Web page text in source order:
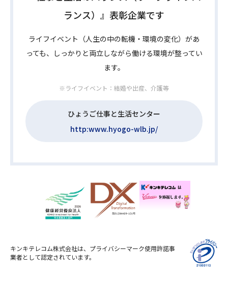
ランス）』表彰企業です
ライフイベント（人生の中の転機・環境の変化）があ
っても、しっかりと両立しながら働ける環境が整ってい
ます。
※ライフイベント：結婚や出産、介護等
ひょうご仕事と生活センター
http:www.hyogo-wlb.jp/
キンキテレコム株式会社は、プライバシーマーク使用許諾事
業者として認定されています。